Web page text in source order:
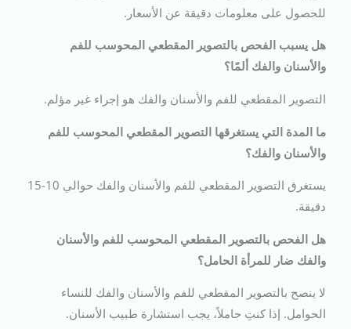
للحصول على معلومات دقيقة عن الأسعار.
هل يسبب الفحص بالتصوير المقطعي المحوسب للفم
والأسنان والفك ألمًا؟
التصوير المقطعي للفم والأسنان والفك هو إجراء غير مؤلم.
ما المدة التي يستغرقها التصوير المقطعي المحوسب للفم
والأسنان والفك؟
يستغرق التصوير المقطعي للفم والأسنان والفك حوالي 10-15
دقيقة.
هل الفحص بالتصوير المقطعي المحوسب للفم والأسنان
والفك ضار للمرأة الحامل؟
لا ينصح بالتصوير المقطعي للفم والأسنان والفك للنساء
الحوامل. إذا كنتِ حاملاً، يجب استشارة طبيب الأسنان.